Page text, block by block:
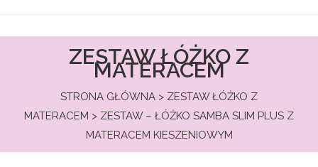
ZESTAW ŁÓŻKO Z
MATERACEM
STRONA GŁÓWNA > ZESTAW ŁÓŻKO Z
MATERACEM > ZESTAW – ŁÓŻKO SAMBA SLIM PLUS Z
MATERACEM KIESZENIOWYM